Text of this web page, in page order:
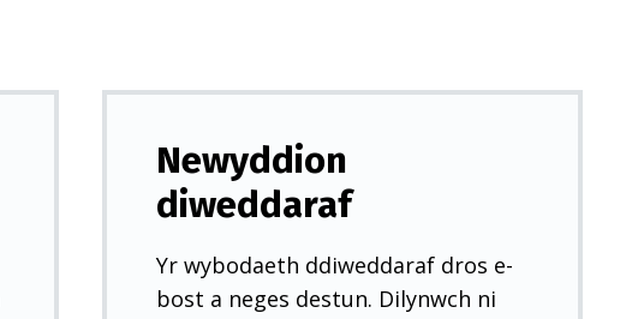
Newyddion
diweddaraf
Yr wybodaeth ddiweddaraf dros e-
bost a neges destun. Dilynwch ni